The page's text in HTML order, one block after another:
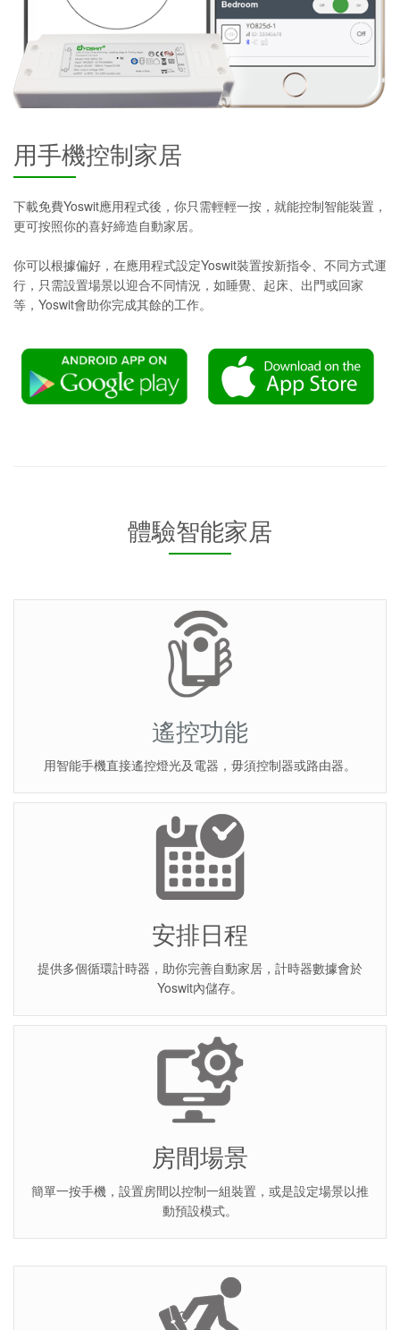
用手機控制家居
下載免費Yoswit應用程式後，你只需輕輕一按，就能控制智能裝置，
更可按照你的喜好締造自動家居。
你可以根據偏好，在應用程式設定Yoswit裝置按新指令、不同方式運
行，只需設置場景以迎合不同情況，如睡覺、起床、出門或回家
等，Yoswit會助你完成其餘的工作。
體驗智能家居
遙控功能
用智能手機直接遙控燈光及電器，毋須控制器或路由器。
安排日程
提供多個循環計時器，助你完善自動家居，計時器數據會於
Yoswit內儲存。
房間場景
簡單一按手機，設置房間以控制一組裝置，或是設定場景以推
動預設模式。